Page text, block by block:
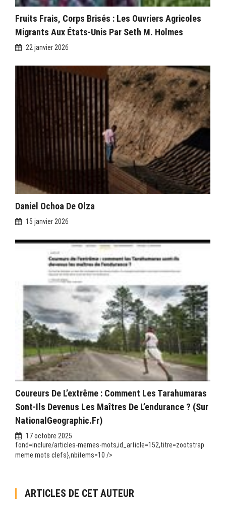
Fruits Frais, Corps Brisés : Les Ouvriers Agricoles
Migrants Aux États-Unis Par Seth M. Holmes
22 janvier 2026
Daniel Ochoa De Olza
15 janvier 2026
Coureurs De L’extrême : Comment Les Tarahumaras
Sont-Ils Devenus Les Maîtres De L’endurance ? (sur
NationalGeographic.fr)
17 octobre 2025
fond=inclure/articles-memes-mots,id_article=152,titre=zootstrap
meme mots clefs},nbitems=10 />
ARTICLES DE CET AUTEUR